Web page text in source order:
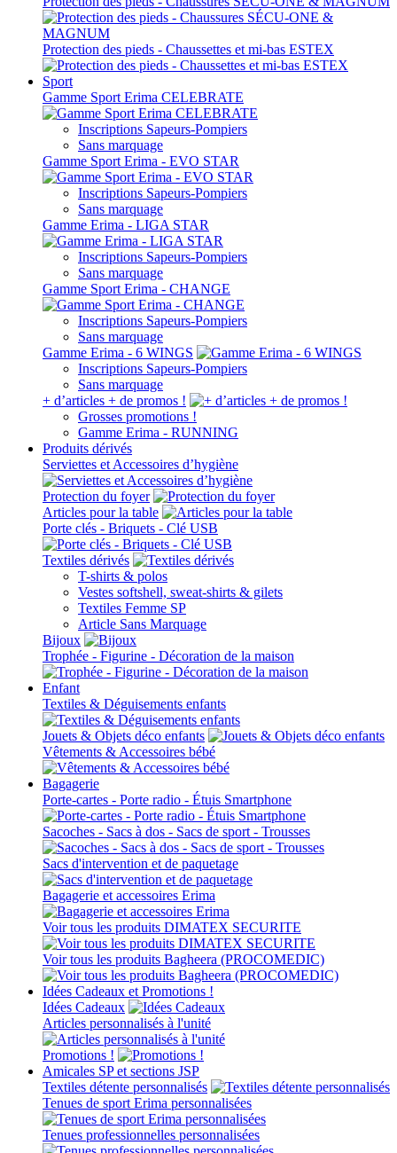
Protection des pieds - Chaussettes et mi-bas ESTEX
Sport
Gamme Sport Erima CELEBRATE
Inscriptions Sapeurs-Pompiers
Sans marquage
Gamme Sport Erima - EVO STAR
Inscriptions Sapeurs-Pompiers
Sans marquage
Gamme Erima - LIGA STAR
Inscriptions Sapeurs-Pompiers
Sans marquage
Gamme Sport Erima - CHANGE
Inscriptions Sapeurs-Pompiers
Sans marquage
Gamme Erima - 6 WINGS
Inscriptions Sapeurs-Pompiers
Sans marquage
+ d’articles + de promos !
Grosses promotions !
Gamme Erima - RUNNING
Produits dérivés
Serviettes et Accessoires d’hygiène
Protection du foyer
Articles pour la table
Porte clés - Briquets - Clé USB
Textiles dérivés
T-shirts & polos
Vestes softshell, sweat-shirts & gilets
Textiles Femme SP
Article Sans Marquage
Bijoux
Trophée - Figurine - Décoration de la maison
Enfant
Textiles & Déguisements enfants
Jouets & Objets déco enfants
Vêtements & Accessoires bébé
Bagagerie
Porte-cartes - Porte radio - Étuis Smartphone
Sacoches - Sacs à dos - Sacs de sport - Trousses
Sacs d'intervention et de paquetage
Bagagerie et accessoires Erima
Voir tous les produits DIMATEX SECURITE
Voir tous les produits Bagheera (PROCOMEDIC)
Idées Cadeaux et Promotions !
Idées Cadeaux
Articles personnalisés à l'unité
Promotions !
Amicales SP et sections JSP
Textiles détente personnalisés
Tenues de sport Erima personnalisées
Tenues professionnelles personnalisées